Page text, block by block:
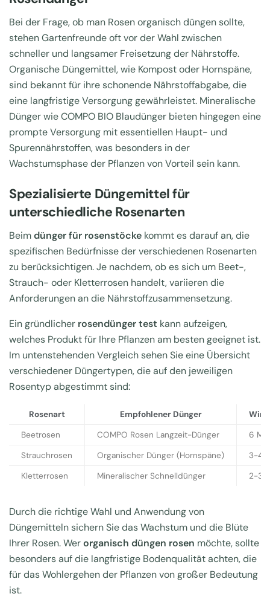
Bei der Frage, ob man Rosen organisch düngen sollte,
stehen Gartenfreunde oft vor der Wahl zwischen
schneller und langsamer Freisetzung der Nährstoffe.
Organische Düngemittel, wie Kompost oder Hornspäne,
sind bekannt für ihre schonende Nährstoffabgabe, die
eine langfristige Versorgung gewährleistet. Mineralische
Dünger wie COMPO BIO Blaudünger bieten hingegen eine
prompte Versorgung mit essentiellen Haupt- und
Spurennährstoffen, was besonders in der
Wachstumsphase der Pflanzen von Vorteil sein kann.
Spezialisierte Düngemittel für
unterschiedliche Rosenarten
Beimdünger für rosenstöcke kommt es darauf an, die
spezifischen Bedürfnisse der verschiedenen Rosenarten
zu berücksichtigen. Je nachdem, ob es sich um Beet-,
Strauch- oder Kletterrosen handelt, variieren die
Anforderungen an die Nährstoffzusammensetzung.
Ein gründlicher rosendünger test kann aufzeigen,
welches Produkt für Ihre Pflanzen am besten geeignet ist.
Im untenstehenden Vergleich sehen Sie eine Übersicht
verschiedener Düngertypen, die auf den jeweiligen
Rosentyp abgestimmt sind:
Rosenart Empfohlener Dünger
Beetrosen
COMPO Rosen Langzeit-Dünger
6
Strauchrosen
Organischer Dünger (Hornspäne)
3-4
Kletterrosen
Mineralischer Schnelldünger 2-3
Durch die richtige Wahl und Anwendung von
Düngemitteln sichern Sie das Wachstum und die Blüte
Ihrer Rosen. Werorganisch düngen rosen möchte, sollte
besonders auf die langfristige Bodenqualität achten, die
für das Wohlergehen der Pflanzen von großer Bedeutung
ist.